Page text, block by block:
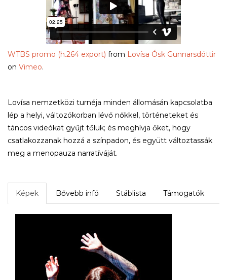
WTBS promo (h.264 export) from Lovísa Ósk Gunnarsdóttir
on Vimeo.
Lovísa nemzetközi turnéja minden állomásán kapcsolatba
lép a helyi, változókorban lévő nőkkel, történeteket és
táncos videókat gyűjt tőlük; és meghívja őket, hogy
csatlakozzanak hozzá a színpadon, és együtt változtassák
meg a menopauza narratíváját.
Képek Bővebb infó Stáblista Támogatók